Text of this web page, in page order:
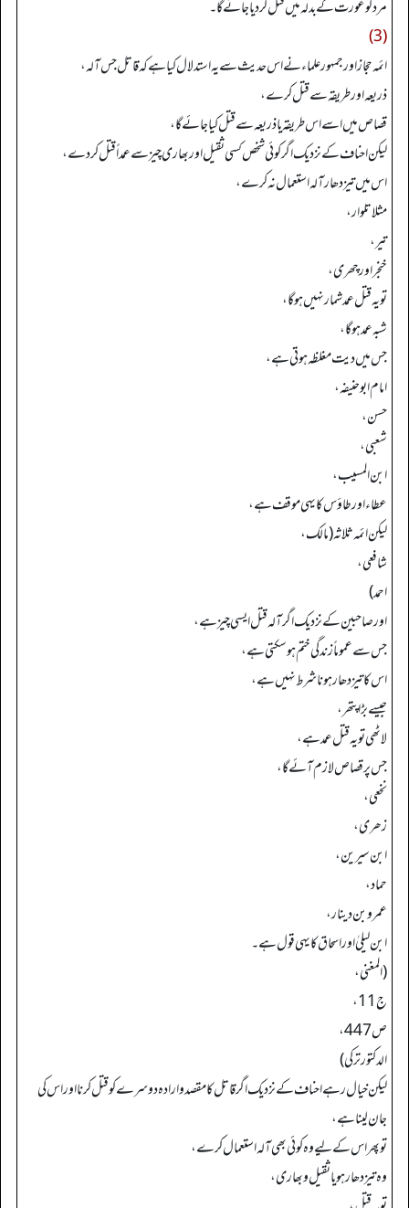
مرد کو عورت کے بدلہ میں قتل کر دیا جائے گا۔
(3)
ائمہ حجاز اور جمہور علماء نے اس حدیث سے یہ استدلال کیا ہے کہ قاتل جس آلہ،
ذریعہ اور طریقہ سے قتل کرے،
قصاص میں اسے اس طریقہ یا ذریعہ سے قتل کیا جائے گا،
لیکن احناف کے نزدیک اگر کوئی شخص کسی ثقیل اور بھاری چیز سے عمداً قتل کر دے،
اس میں تیز دھار آلہ استعمال نہ کرے،
مثلا تلوار،
تیر،
خنجر اور چھری،
تو یہ قتل عمد شمار نہیں ہو گا،
شبہ عمد ہو گا،
جس میں دیت مغلظہ ہوتی ہے،
امام ابو حنیفہ،
حسن،
شعبی،
ابن المسیب،
عطاء اور طاؤس کا یہی موقف ہے،
لیکن ائمہ ثلاثہ (مالک،
شافعی،
احمد)
اور صاحبین کے نزدیک اگر آلہ قتل ایسی چیز ہے،
جس سے عموماً زندگی ختم ہو سکتی ہے،
اس کا تیز دھار ہونا شرط نہیں ہے،
جیسے بڑا پتھر،
لاٹھی تو یہ قتل عمد ہے،
جس پر قصاص لازم آئے گا،
نخعی،
زھری،
ابن سیرین،
حماد،
عمرو بن دینار،
ابن لیلیٰ اور اسحاق کا یہی قول ہے۔
(المغني،
ج 11،
ص 447،
الدکتور ترکي)
لیکن خیال رہے احناف کے نزدیک اگر قاتل کا مقصد و ارادہ دوسرے کو قتل کرنا اور اس کی
جان لینا ہے،
تو پھر اس کے لیے وہ کوئی بھی آلہ استعمال کرے،
وہ تیز دھار ہو یا ثقیل و بھاری،